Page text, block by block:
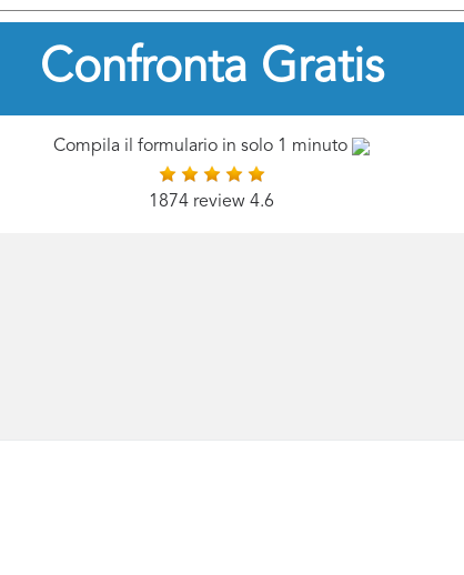
Confronta Gratis
Compila il formulario in solo 1 minuto
1874 review 4.6